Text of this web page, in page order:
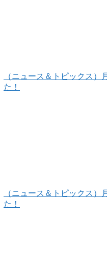
（ニュース＆トピックス
た！
（ニュース＆トピックス
た！